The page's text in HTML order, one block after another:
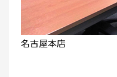
名古屋本店